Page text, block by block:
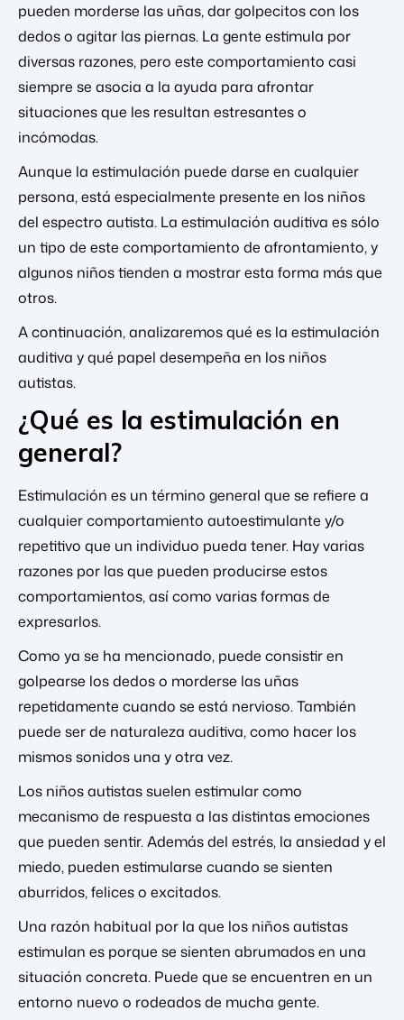
pueden morderse las uñas, dar golpecitos con los
dedos o agitar las piernas. La gente estimula por
diversas razones, pero este comportamiento casi
siempre se asocia a la ayuda para afrontar
situaciones que les resultan estresantes o
incómodas.
Aunque la estimulación puede darse en cualquier
persona, está especialmente presente en los niños
del espectro autista. La estimulación auditiva es sólo
un tipo de este comportamiento de afrontamiento, y
algunos niños tienden a mostrar esta forma más que
otros.
A continuación, analizaremos qué es la estimulación
auditiva y qué papel desempeña en los niños
autistas.
¿Qué es la estimulación en
general?
Estimulación es un término general que se refiere a
cualquier comportamiento autoestimulante y/o
repetitivo que un individuo pueda tener. Hay varias
razones por las que pueden producirse estos
comportamientos, así como varias formas de
expresarlos.
Como ya se ha mencionado, puede consistir en
golpearse los dedos o morderse las uñas
repetidamente cuando se está nervioso. También
puede ser de naturaleza auditiva, como hacer los
mismos sonidos una y otra vez.
Los niños autistas suelen estimular como
mecanismo de respuesta a las distintas emociones
que pueden sentir. Además del estrés, la ansiedad y el
miedo, pueden estimularse cuando se sienten
aburridos, felices o excitados.
Una razón habitual por la que los niños autistas
estimulan es porque se sienten abrumados en una
situación concreta. Puede que se encuentren en un
entorno nuevo o rodeados de mucha gente.